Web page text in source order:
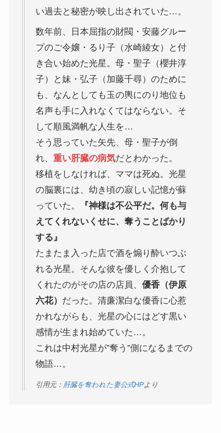
い過去と秘密が映し出されていた…。
数年前、日本屈指の財閥・安藤グルー
プのご令嬢・るり子（水崎綾女）と付
き合い始めた光星。母・聖子（櫻井淳
子）と妹・弘子（加藤千尋）のために
も、なんとしても玉の輿にのり地位も
名声も手に入れなくてはならない。そ
して順風満帆な人生を…
そう思っていた矢先、母・聖子が倒
れ、 重い肝臓の病気だとわかった。
移植をしなければ、ママは死ぬ。光星
の脳裏には、幼き頃の寂しい記憶が蘇
っていた。
『神様は不公平だ。何も与
えてくれないくせに、奪うことばかり
する』
たまたま入った店で酒を煽り酔いつぶ
れる光星。そんな彼を優しく介抱して
くれたのがその店の店員、 優香（伊原
六花） だった。清廉潔白な優香に心惹
かれながらも、光星の心にはどす黒い
感情が生まれ始めていた…。
これは中村光星が”奪う”側になるまでの
物語…。
引用元： 肝臓を奪われた妻公式HPより